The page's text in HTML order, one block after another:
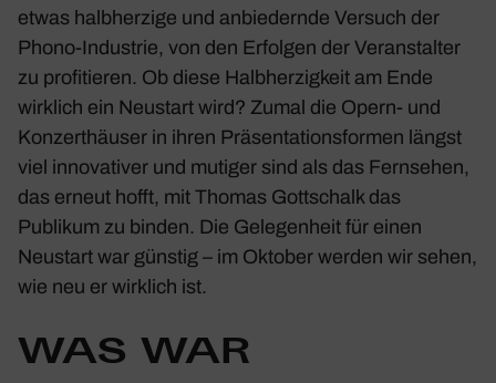
etwas halb­her­zige und anbie­dernde Versuch der
Phono-Indus­trie, von den Erfolgen der Veran­stalter
zu profi­tieren. Ob diese Halb­her­zig­keit am Ende
wirk­lich ein Neustart wird? Zumal die Opern- und
Konzert­häuser in ihren Präsen­ta­ti­ons­formen längst
viel inno­va­tiver und mutiger sind als das Fern­sehen,
das erneut hofft, mit Thomas Gott­schalk das
Publikum zu binden. Die Gele­gen­heit für einen
Neustart war günstig – im Oktober werden wir sehen,
wie neu er wirk­lich ist.
WAS WAR